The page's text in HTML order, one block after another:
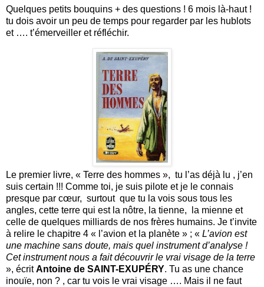
Quelques petits bouquins + des questions ! 6 mois là-haut !
tu dois avoir un peu de temps pour regarder par les hublots
et …. t’émerveiller et réfléchir.
Le premier livre, « Terre des hommes », tu l’as déjà lu , j’en
suis certain !!! Comme toi, je suis pilote et je le connais
presque par cœur, surtout que tu la vois sous tous les
angles, cette terre qui est la nôtre, la tienne, la mienne et
celle de quelques milliards de nos frères humains. Je t’invite
à relire le chapitre 4 « l’avion et la planète » ; « L’avion est
une machine sans doute, mais quel instrument d’analyse !
Cet instrument nous a fait découvrir le vrai visage de la terre
», écritAntoine de SAINT-EXUPÉRY. Tu as une chance
inouïe, non ? , car tu vois le vrai visage …. Mais il ne faut